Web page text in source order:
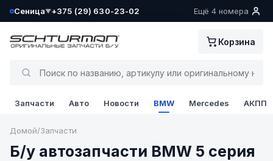
Сеница▼
Ваш склад определён как:
+375 (29) 630-23-02 Ещё 4 номера
Корзина
Запчасти Авто Новости BMW Mercedes АКПП
Домой/Запчасти
Б/у автозапчасти BMW 5 серия